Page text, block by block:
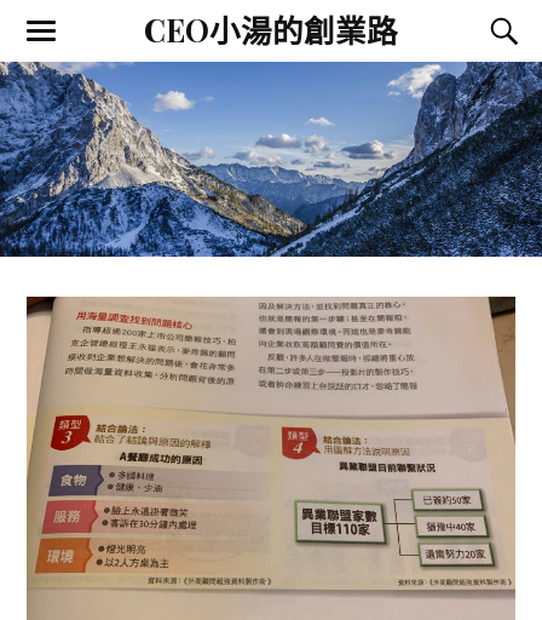
CEO小湯的創業路